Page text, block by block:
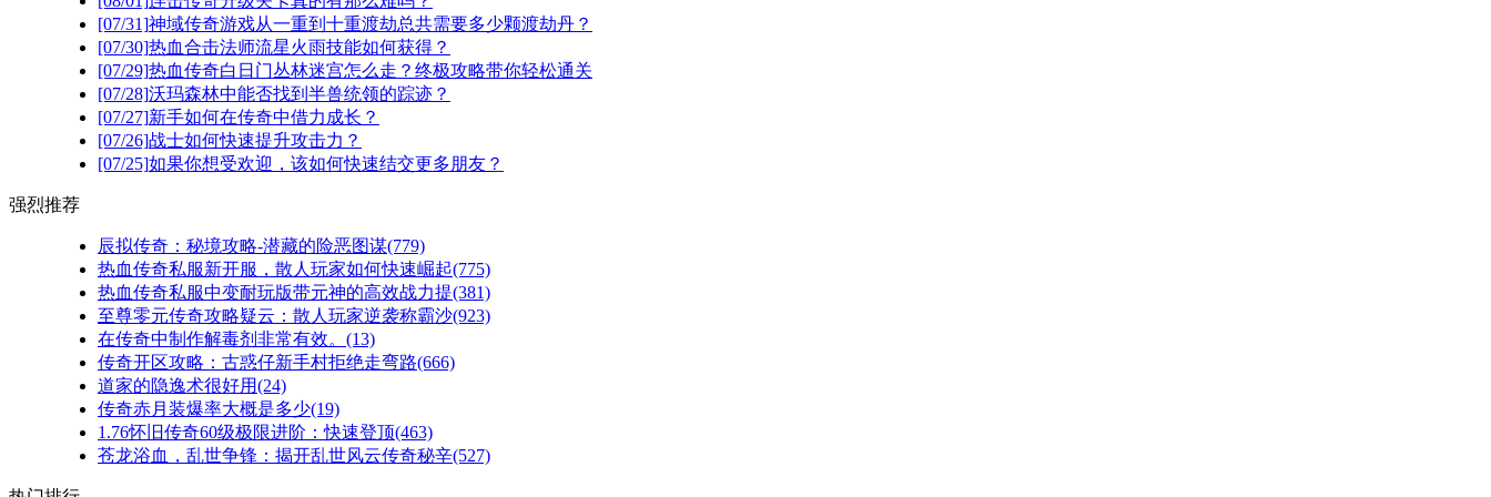
[07/31]神域传奇游戏从一重到十重渡劫总共需要多少颗渡劫丹？
[07/30]热血合击法师流星火雨技能如何获得？
[07/29]热血传奇白日门丛林迷宫怎么走？终极攻略带你轻松通关
[07/28]沃玛森林中能否找到半兽统领的踪迹？
[07/27]新手如何在传奇中借力成长？
[07/26]战士如何快速提升攻击力？
[07/25]如果你想受欢迎，该如何快速结交更多朋友？
强烈推荐
辰拟传奇：秘境攻略-潜藏的险恶图谋(779)
热血传奇私服新开服，散人玩家如何快速崛起(775)
热血传奇私服中变耐玩版带元神的高效战力提(381)
至尊零元传奇攻略疑云：散人玩家逆袭称霸沙(923)
在传奇中制作解毒剂非常有效。(13)
传奇开区攻略：古惑仔新手村拒绝走弯路(666)
道家的隐逸术很好用(24)
传奇赤月装爆率大概是多少(19)
1.76怀旧传奇60级极限进阶：快速登顶(463)
苍龙浴血，乱世争锋：揭开乱世风云传奇秘辛(527)